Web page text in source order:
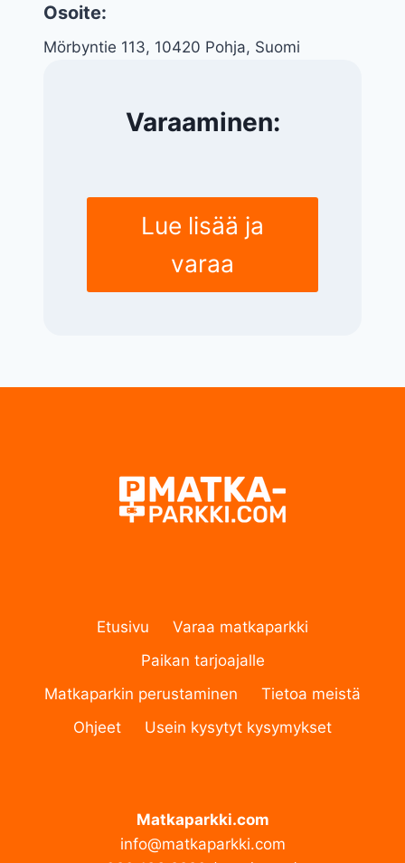
Osoite:
Mörbyntie 113, 10420 Pohja, Suomi
Varaaminen:
Lue lisää ja
varaa
Etusivu
Varaa matkaparkki
Paikan tarjoajalle
Matkaparkin perustaminen
Tietoa meistä
Ohjeet
Usein kysytyt kysymykset
Matkaparkki.com
info@matkaparkki.com